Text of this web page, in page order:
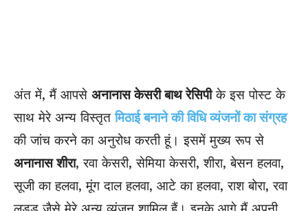
अंत में, मैं आपसे अनानास केसरी बाथ रेसिपीके इस पोस्ट के
साथ मेरे अन्य विस्तृतमिठाई बनाने की विधि व्यंजनों का संग्रह
की जांच करने का अनुरोध करती हूं। इसमें मुख्य रूप से
अनानास शीरा, रवा केसरी, सेमिया केसरी, शीरा, बेसन हलवा,
सूजी का हलवा, मूंग दाल हलवा, आटे का हलवा, राश बोरा, रवा